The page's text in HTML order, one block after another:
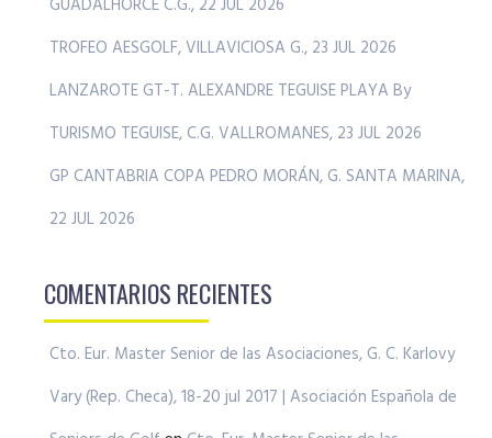
GUADALHORCE C.G., 22 JUL 2026
TROFEO AESGOLF, VILLAVICIOSA G., 23 JUL 2026
LANZAROTE GT-T. ALEXANDRE TEGUISE PLAYA By
TURISMO TEGUISE, C.G. VALLROMANES, 23 JUL 2026
GP CANTABRIA COPA PEDRO MORÁN, G. SANTA MARINA,
22 JUL 2026
COMENTARIOS RECIENTES
Cto. Eur. Master Senior de las Asociaciones, G. C. Karlovy
Vary (Rep. Checa), 18-20 jul 2017 | Asociación Española de